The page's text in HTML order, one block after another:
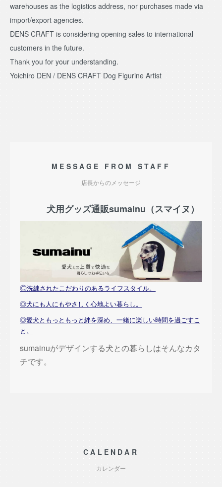
warehouses as the logistics address, nor purchases made via
import/export agencies.
DENS CRAFT is considering opening sales to international
customers in the future.
Thank you for your understanding.
Yoichiro DEN / DENS CRAFT Dog Figurine Artist
MESSAGE FROM STAFF
店長からのメッセージ
犬用グッズ通販sumainu（スマイヌ）
◎洗練されたこだわりのあるライフスタイル。
◎犬にも人にもやさしく心地よい暮らし。
◎愛犬ともっともっと絆を深め、一緒に楽しい時間を過ごすこ
と。
sumainuがデザインする犬との暮らしはそんなカタ
チです。
CALENDAR
カレンダー